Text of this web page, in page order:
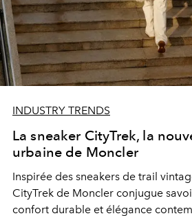
INDUSTRY TRENDS
La sneaker CityTrek, la
urbaine de Moncler
Inspirée des sneakers de trail
CityTrek de Moncler conjugue
confort durable et élégance